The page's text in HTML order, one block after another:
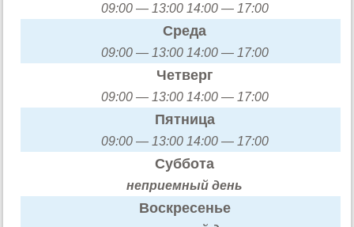
09:00 — 13:00 14:00 — 17:00
Среда
09:00 — 13:00 14:00 — 17:00
Четверг
09:00 — 13:00 14:00 — 17:00
Пятница
09:00 — 13:00 14:00 — 17:00
Суббота
неприемный день
Воскресенье